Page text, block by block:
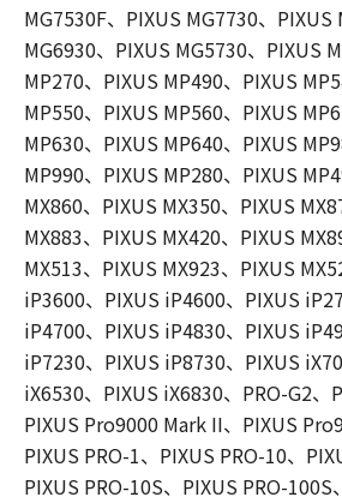
MG7530F、PIXUS MG7730、PIXUS
MG6930、PIXUS MG5730、PIXUS
MP270、PIXUS MP490、PIXUS
MP550、PIXUS MP560、PIXUS
MP630、PIXUS MP640、PIXUS
MP990、PIXUS MP280、PIXUS
MX860、PIXUS MX350、PIXUS
MX883、PIXUS MX420、PIXUS
MX513、PIXUS MX923、PIXUS
iP3600、PIXUS iP4600、PIXUS
iP4700、PIXUS iP4830、PIXUS
iP7230、PIXUS iP8730、PIXUS
iX6530、PIXUS iX6830、PRO-G2、
PIXUS Pro9000 Mark II、PIXUS
PIXUS PRO-1、PIXUS PRO-10、
PIXUS PRO-10S、PIXUS PRO-100S